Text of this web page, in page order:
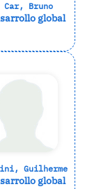
Car, Bruno
global
Guilherme
global